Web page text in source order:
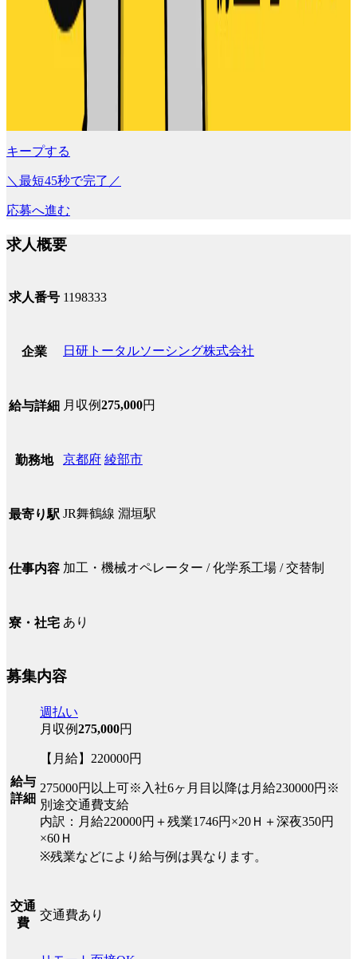
キープする
＼最短45秒で完了／
応募へ進む
求人概要
求人番号 1198333
企業 日研トータルソーシング株式会社
給与詳細 月収例275,000円
勤務地 京都府 綾部市
最寄り駅 JR舞鶴線 淵垣駅
仕事内容 加工・機械オペレーター / 化学系工場 / 交替制
寮・社宅 あり
募集内容
給与
詳細
週払い
月収例275,000円
【月給】220000円
275000円以上可※入社6ヶ月目以降は月給230000円※
別途交通費支給
内訳：月給220000円＋残業1746円×20Ｈ＋深夜350円
×60Ｈ
※残業などにより給与例は異なります。
交通
費
交通費あり